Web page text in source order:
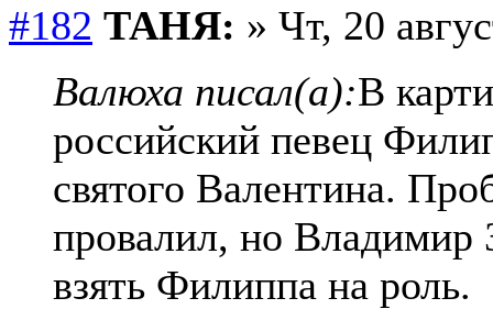
#182 ТАНЯ: » Чт, 20
Валюха писал(а):В
российский певец
святого Валентина.
провалил, но Владимир
взять Филиппа на роль.